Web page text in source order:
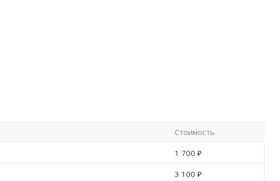
Стоимость
1 700 ₽
3 100 ₽